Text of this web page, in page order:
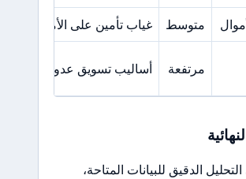
متوسط
غياب تأمين على الأموال
مرتفعة أساليب تسويق عدوانية
التحليل الدقيق للبيانات المتاحة،